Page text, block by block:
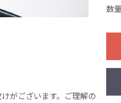
がございます。ご理解の
数量